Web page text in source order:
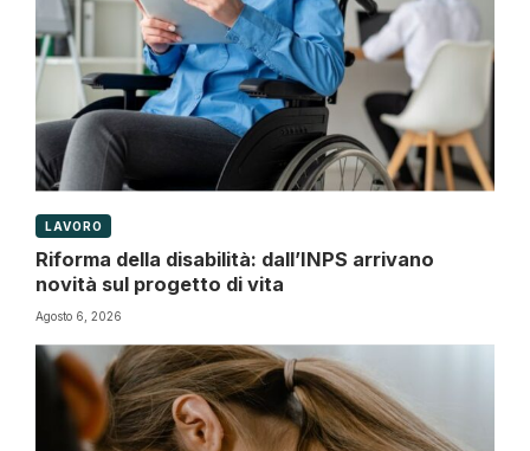
LAVORO
Riforma della disabilità: dall’INPS arrivano
novità sul progetto di vita
Agosto 6, 2026